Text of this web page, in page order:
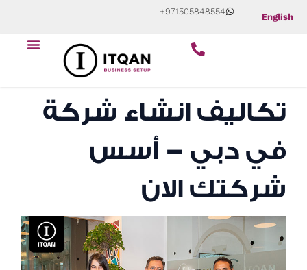
content
English
+971505848554
Menu
تكاليف انشاء شركة
في دبي – أسس
شركتك الان